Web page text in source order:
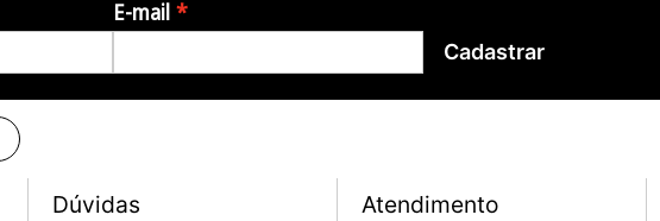
E-mail
Cadastrar
Dúvidas Atendimento